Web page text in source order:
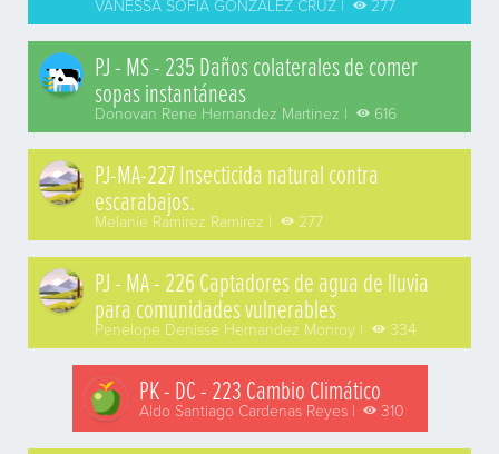
VANESSA SOFIA GONZALEZ CRUZ | 277
PJ - MS - 235 Daños colaterales de comer
sopas instantáneas
Donovan Rene Hernandez Martinez | 616
PJ-MA-227 Insecticida natural contra
escarabajos.
Melanie Ramirez Ramirez | 277
PJ - MA - 226 Captadores de agua de lluvia
para comunidades vulnerables
Penelope Denisse Hernandez Monroy | 334
PK - DC - 223 Cambio Climático
Aldo Santiago Cardenas Reyes | 310